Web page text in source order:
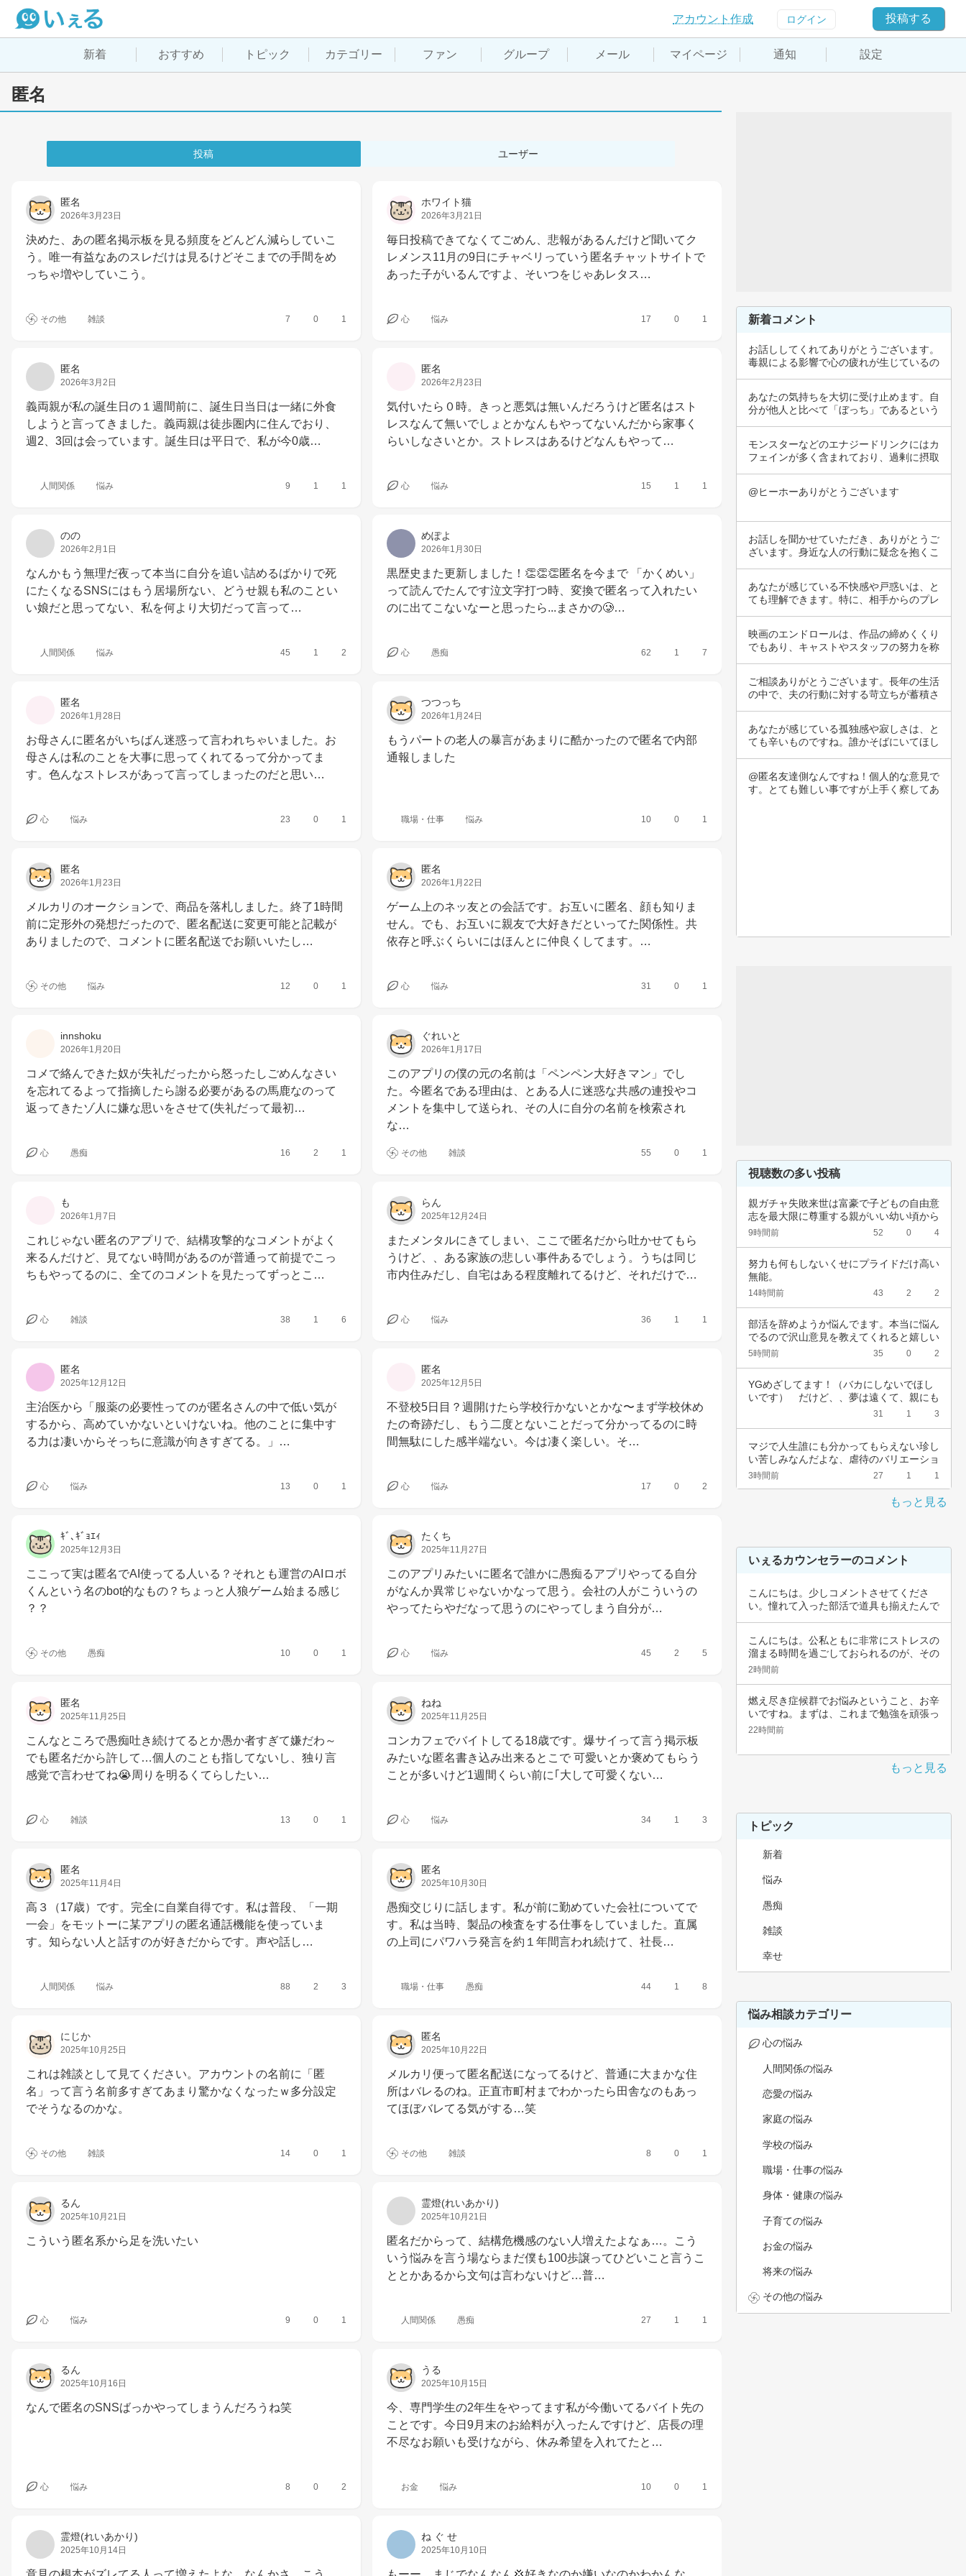
アカウント作成 ログイン 投稿する
新着 おすすめ トピック カテゴリー ファン グループ メール マイページ 通知 設定
匿名
投稿 ユーザー
匿名
2026年3月23日
決めた、あの匿名掲示板を見る頻度をどんどん減らしていこ
う。唯一有益なあのスレだけは見るけどそこまでの手間をめ
っちゃ増やしていこう。
その他 雑談 7 0 1
ホワイト猫
2026年3月21日
毎日投稿できてなくてごめん、悲報があるんだけど聞いてク
レメンス11月の9日にチャベリっていう匿名チャットサイトで
あった子がいるんですよ、そいつをじゃあレタス…
心 悩み 17 0 1
匿名
2026年3月2日
義両親が私の誕生日の１週間前に、誕生日当日は一緒に外食
しようと言ってきました。義両親は徒歩圏内に住んでおり、
週2、3回は会っています。誕生日は平日で、私が今0歳…
人間関係 悩み 9 1 1
匿名
2026年2月23日
気付いたら０時。きっと悪気は無いんだろうけど匿名はスト
レスなんて無いでしょとかなんもやってないんだから家事く
らいしなさいとか。ストレスはあるけどなんもやって…
心 悩み 15 1 1
のの
2026年2月1日
なんかもう無理だ夜って本当に自分を追い詰めるばかりで死
にたくなるSNSにはもう居場所ない、どうせ親も私のことい
い娘だと思ってない、私を何より大切だって言って…
人間関係 悩み 45 1 2
めぽよ
2026年1月30日
黒歴史また更新しました！👏👏👏匿名を今まで 「かくめい」
って読んでたんです泣文字打つ時、変換で匿名って入れたい
のに出てこないなーと思ったら...まさかの🥲…
心 愚痴 62 1 7
匿名
2026年1月28日
お母さんに匿名がいちばん迷惑って言われちゃいました。お
母さんは私のことを大事に思ってくれてるって分かってま
す。色んなストレスがあって言ってしまったのだと思い…
心 悩み 23 0 1
つつっち
2026年1月24日
もうパートの老人の暴言があまりに酷かったので匿名で内部
通報しました
職場・仕事 悩み 10 0 1
匿名
2026年1月23日
メルカリのオークションで、商品を落札しました。終了1時間
前に定形外の発想だったので、匿名配送に変更可能と記載が
ありましたので、コメントに匿名配送でお願いいたし…
その他 悩み 12 0 1
匿名
2026年1月22日
ゲーム上のネッ友との会話です。お互いに匿名、顔も知りま
せん。でも、お互いに親友で大好きだといってた関係性。共
依存と呼ぶくらいにはほんとに仲良くしてます。…
心 悩み 31 0 1
innshoku
2026年1月20日
コメで絡んできた奴が失礼だったから怒ったしごめんなさい
を忘れてるよって指摘したら謝る必要があるの馬鹿なのって
返ってきたゾ人に嫌な思いをさせて(失礼だって最初…
心 愚痴 16 2 1
ぐれいと
2026年1月17日
このアプリの僕の元の名前は「ペンペン大好きマン」でし
た。今匿名である理由は、とある人に迷惑な共感の連投やコ
メントを集中して送られ、その人に自分の名前を検索され
な…
その他 雑談 55 0 1
も
2026年1月7日
これじゃない匿名のアプリで、結構攻撃的なコメントがよく
来るんだけど、見てない時間があるのが普通って前提でこっ
ちもやってるのに、全てのコメントを見たってずっとこ…
心 雑談 38 1 6
らん
2025年12月24日
またメンタルにきてしまい、ここで匿名だから吐かせてもら
うけど、、ある家族の悲しい事件あるでしょう。うちは同じ
市内住みだし、自宅はある程度離れてるけど、それだけで…
心 悩み 36 1 1
匿名
2025年12月12日
主治医から「服薬の必要性ってのが匿名さんの中で低い気が
するから、高めていかないといけないね。他のことに集中す
る力は凄いからそっちに意識が向きすぎてる。」…
心 悩み 13 0 1
匿名
2025年12月5日
不登校5日目？週開けたら学校行かないとかな〜まず学校休め
たの奇跡だし、もう二度とないことだって分かってるのに時
間無駄にした感半端ない。今は凄く楽しい。そ…
心 悩み 17 0 2
ｷﾞ､ｷﾞｮｴｨ
2025年12月3日
ここって実は匿名でAI使ってる人いる？それとも運営のAIロボ
くんという名のbot的なもの？ちょっと人狼ゲーム始まる感じ
？？
その他 愚痴 10 0 1
たくち
2025年11月27日
このアプリみたいに匿名で誰かに愚痴るアプリやってる自分
がなんか異常じゃないかなって思う。会社の人がこういうの
やってたらやだなって思うのにやってしまう自分が…
心 悩み 45 2 5
匿名
2025年11月25日
こんなところで愚痴吐き続けてるとか愚か者すぎて嫌だわ～
でも匿名だから許して…個人のことも指してないし、独り言
感覚で言わせてね😭周りを明るくてらしたい…
心 雑談 13 0 1
ねね
2025年11月25日
コンカフェでバイトしてる18歳です。爆サイって言う掲示板
みたいな匿名書き込み出来るとこで 可愛いとか褒めてもらう
ことが多いけど1週間くらい前に｢大して可愛くない…
心 悩み 34 1 3
匿名
2025年11月4日
高３（17歳）です。完全に自業自得です。私は普段、「一期
一会」をモットーに某アプリの匿名通話機能を使っていま
す。知らない人と話すのが好きだからです。声や話し…
人間関係 悩み 88 2 3
匿名
2025年10月30日
愚痴交じりに話します。私が前に勤めていた会社についてで
す。私は当時、製品の検査をする仕事をしていました。直属
の上司にパワハラ発言を約１年間言われ続けて、社長…
職場・仕事 愚痴 44 1 8
にじか
2025年10月25日
これは雑談として見てください。アカウントの名前に「匿
名」って言う名前多すぎてあまり驚かなくなったｗ多分設定
でそうなるのかな。
その他 雑談 14 0 1
匿名
2025年10月22日
メルカリ便って匿名配送になってるけど、普通に大まかな住
所はバレるのね。正直市町村までわかったら田舎なのもあっ
てほぼバレてる気がする…笑
その他 雑談 8 0 1
るん
2025年10月21日
こういう匿名系から足を洗いたい
心 悩み 9 0 1
霊燈(れいあかり)
2025年10月21日
匿名だからって、結構危機感のない人増えたよなぁ…。こう
いう悩みを言う場ならまだ僕も100歩譲ってひどいこと言うこ
ととかあるから文句は言わないけど…普…
人間関係 愚痴 27 1 1
るん
2025年10月16日
なんで匿名のSNSばっかやってしまうんだろうね笑
心 悩み 8 0 2
うる
2025年10月15日
今、専門学生の2年生をやってます私が今働いてるバイト先の
ことです。今日9月末のお給料が入ったんですけど、店長の理
不尽なお願いも受けながら、休み希望を入れてたと…
お金 悩み 10 0 1
霊燈(れいあかり)
2025年10月14日
ね ぐ せ
2025年10月10日
新着コメント
お話ししてくれてありがとうございます。
毒親による影響で心の疲れが生じているの
あなたの気持ちを大切に受け止めます。自
分が他人と比べて「ぼっち」であるという
モンスターなどのエナジードリンクにはカ
フェインが多く含まれており、過剰に摂取
@ヒーホーありがとうございます
お話しを聞かせていただき、ありがとうご
ざいます。身近な人の行動に疑念を抱くこ
あなたが感じている不快感や戸惑いは、と
ても理解できます。特に、相手からのプレ
映画のエンドロールは、作品の締めくくり
でもあり、キャストやスタッフの努力を称
ご相談ありがとうございます。長年の生活
の中で、夫の行動に対する苛立ちが蓄積さ
あなたが感じている孤独感や寂しさは、と
ても辛いものですね。誰かそばにいてほし
@匿名友達側なんですね！個人的な意見で
す。とても難しい事ですが上手く察してあ
視聴数の多い投稿
親ガチャ失敗来世は富豪で子どもの自由意
志を最大限に尊重する親がいい幼い頃から
深夜正座…
9時間前 52 0 4
努力も何もしないくせにプライドだけ高い
無能。
14時間前 43 2 2
部活を辞めようか悩んでます。本当に悩ん
でるので沢山意見を教えてくれると嬉しい
です。中…
5時間前 35 0 2
YGめざしてます！（バカにしないでほし
いです）　だけど、、夢は遠くて、親にも
31 1 3
マジで人生誰にも分かってもらえない珍し
い苦しみなんだよな、虐待のバリエーショ
ンも体の…
3時間前 27 1 1
もっと見る
いぇるカウンセラーのコメント
こんにちは。少しコメントさせてくださ
い。憧れて入った部活で道具も揃えたんで
こんにちは。公私ともに非常にストレスの
溜まる時間を過ごしておられるのが、その
辛さと共…
2時間前
燃え尽き症候群でお悩みということ、お辛
いですね。まずは、これまで勉強を頑張っ
てこられ…
22時間前
もっと見る
トピック
新着
悩み
愚痴
雑談
幸せ
悩み相談カテゴリー
心の悩み
人間関係の悩み
恋愛の悩み
家庭の悩み
学校の悩み
職場・仕事の悩み
身体・健康の悩み
子育ての悩み
お金の悩み
将来の悩み
その他の悩み